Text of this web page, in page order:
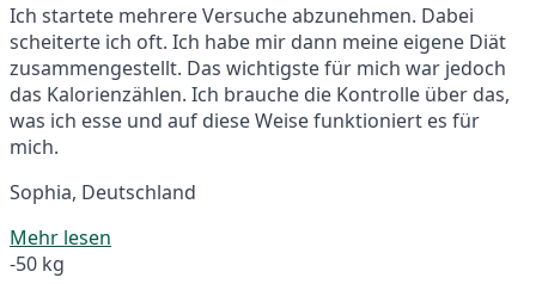
Ich startete mehrere Versuche abzunehmen. Dabei
scheiterte ich oft. Ich habe mir dann meine eigene Diät
zusammengestellt. Das wichtigste für mich war jedoch
das Kalorienzählen. Ich brauche die Kontrolle über das,
was ich esse und auf diese Weise funktioniert es für
mich.
Sophia, Deutschland
Mehr lesen
-50 kg